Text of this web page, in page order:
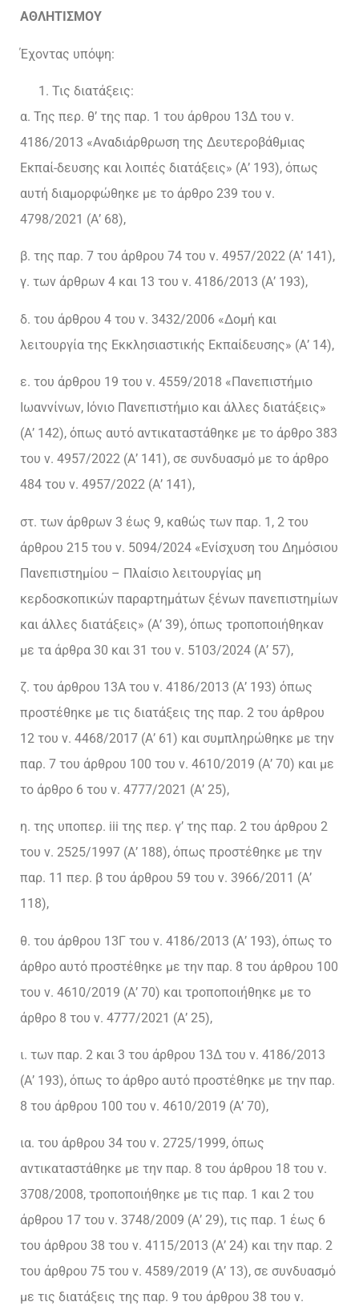
ΑΘΛΗΤΙΣΜΟΥ
Έχοντας υπόψη:
Τις διατάξεις:
α. Της περ. θ’ της παρ. 1 του άρθρου 13Δ του ν.
4186/2013 «Αναδιάρθρωση της Δευτεροβάθμιας
Εκπαί-δευσης και λοιπές διατάξεις» (Α’ 193), όπως
αυτή διαμορφώθηκε με το άρθρο 239 του ν.
4798/2021 (Α’ 68),
β. της παρ. 7 του άρθρου 74 του ν. 4957/2022 (Α’ 141),
γ. των άρθρων 4 και 13 του ν. 4186/2013 (Α’ 193),
δ. του άρθρου 4 του ν. 3432/2006 «Δομή και
λειτουργία της Εκκλησιαστικής Εκπαίδευσης» (Α’ 14),
ε. του άρθρου 19 του ν. 4559/2018 «Πανεπιστήμιο
Ιωαννίνων, Ιόνιο Πανεπιστήμιο και άλλες διατάξεις»
(Α’ 142), όπως αυτό αντικαταστάθηκε με το άρθρο 383
του ν. 4957/2022 (Α’ 141), σε συνδυασμό με το άρθρο
484 του ν. 4957/2022 (Α’ 141),
στ. των άρθρων 3 έως 9, καθώς των παρ. 1, 2 του
άρθρου 215 του ν. 5094/2024 «Ενίσχυση του Δημόσιου
Πανεπιστημίου – Πλαίσιο λειτουργίας μη
κερδοσκοπικών παραρτημάτων ξένων πανεπιστημίων
και άλλες διατάξεις» (Α’ 39), όπως τροποποιήθηκαν
με τα άρθρα 30 και 31 του ν. 5103/2024 (Α’ 57),
ζ. του άρθρου 13Α του ν. 4186/2013 (Α’ 193) όπως
προστέθηκε με τις διατάξεις της παρ. 2 του άρθρου
12 του ν. 4468/2017 (Α’ 61) και συμπληρώθηκε με την
παρ. 7 του άρθρου 100 του ν. 4610/2019 (Α’ 70) και με
το άρθρο 6 του ν. 4777/2021 (Α’ 25),
η. της υποπερ. iii της περ. γ’ της παρ. 2 του άρθρου 2
του ν. 2525/1997 (Α’ 188), όπως προστέθηκε με την
παρ. 11 περ. β του άρθρου 59 του ν. 3966/2011 (Α’
118),
θ. του άρθρου 13Γ του ν. 4186/2013 (Α’ 193), όπως το
άρθρο αυτό προστέθηκε με την παρ. 8 του άρθρου 100
του ν. 4610/2019 (Α’ 70) και τροποποιήθηκε με το
άρθρο 8 του ν. 4777/2021 (Α’ 25),
ι. των παρ. 2 και 3 του άρθρου 13Δ του ν. 4186/2013
(Α’ 193), όπως το άρθρο αυτό προστέθηκε με την παρ.
8 του άρθρου 100 του ν. 4610/2019 (Α’ 70),
ια. του άρθρου 34 του ν. 2725/1999, όπως
αντικαταστάθηκε με την παρ. 8 του άρθρου 18 του ν.
3708/2008, τροποποιήθηκε με τις παρ. 1 και 2 του
άρθρου 17 του ν. 3748/2009 (Α’ 29), τις παρ. 1 έως 6
του άρθρου 38 του ν. 4115/2013 (Α’ 24) και την παρ. 2
του άρθρου 75 του ν. 4589/2019 (Α’ 13), σε συνδυασμό
με τις διατάξεις της παρ. 9 του άρθρου 38 του ν.